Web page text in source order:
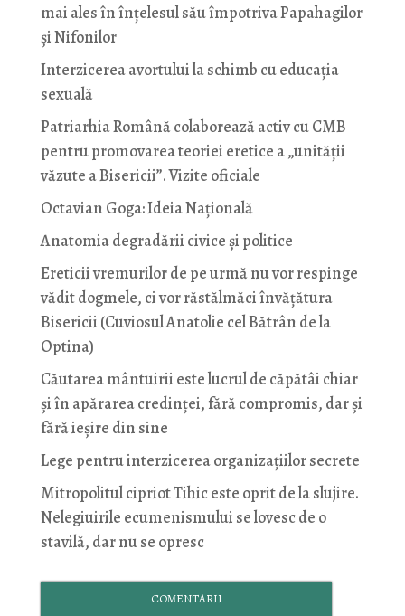
mai ales în înțelesul său împotriva Papahagilor
și Nifonilor
Interzicerea avortului la schimb cu educaţia
sexuală
Patriarhia Română colaborează activ cu CMB
pentru promovarea teoriei eretice a „unității
văzute a Bisericii”. Vizite oficiale
Octavian Goga: Ideia Naţională
Anatomia degradării civice și politice
Ereticii vremurilor de pe urmă nu vor respinge
vădit dogmele, ci vor răstălmăci învățătura
Bisericii (Cuviosul Anatolie cel Bătrân de la
Optina)
Căutarea mântuirii este lucrul de căpătâi chiar
și în apărarea credinței, fără compromis, dar și
fără ieșire din sine
Lege pentru interzicerea organizaţiilor secrete
Mitropolitul cipriot Tihic este oprit de la slujire.
Nelegiuirile ecumenismului se lovesc de o
stavilă, dar nu se opresc
COMENTARII